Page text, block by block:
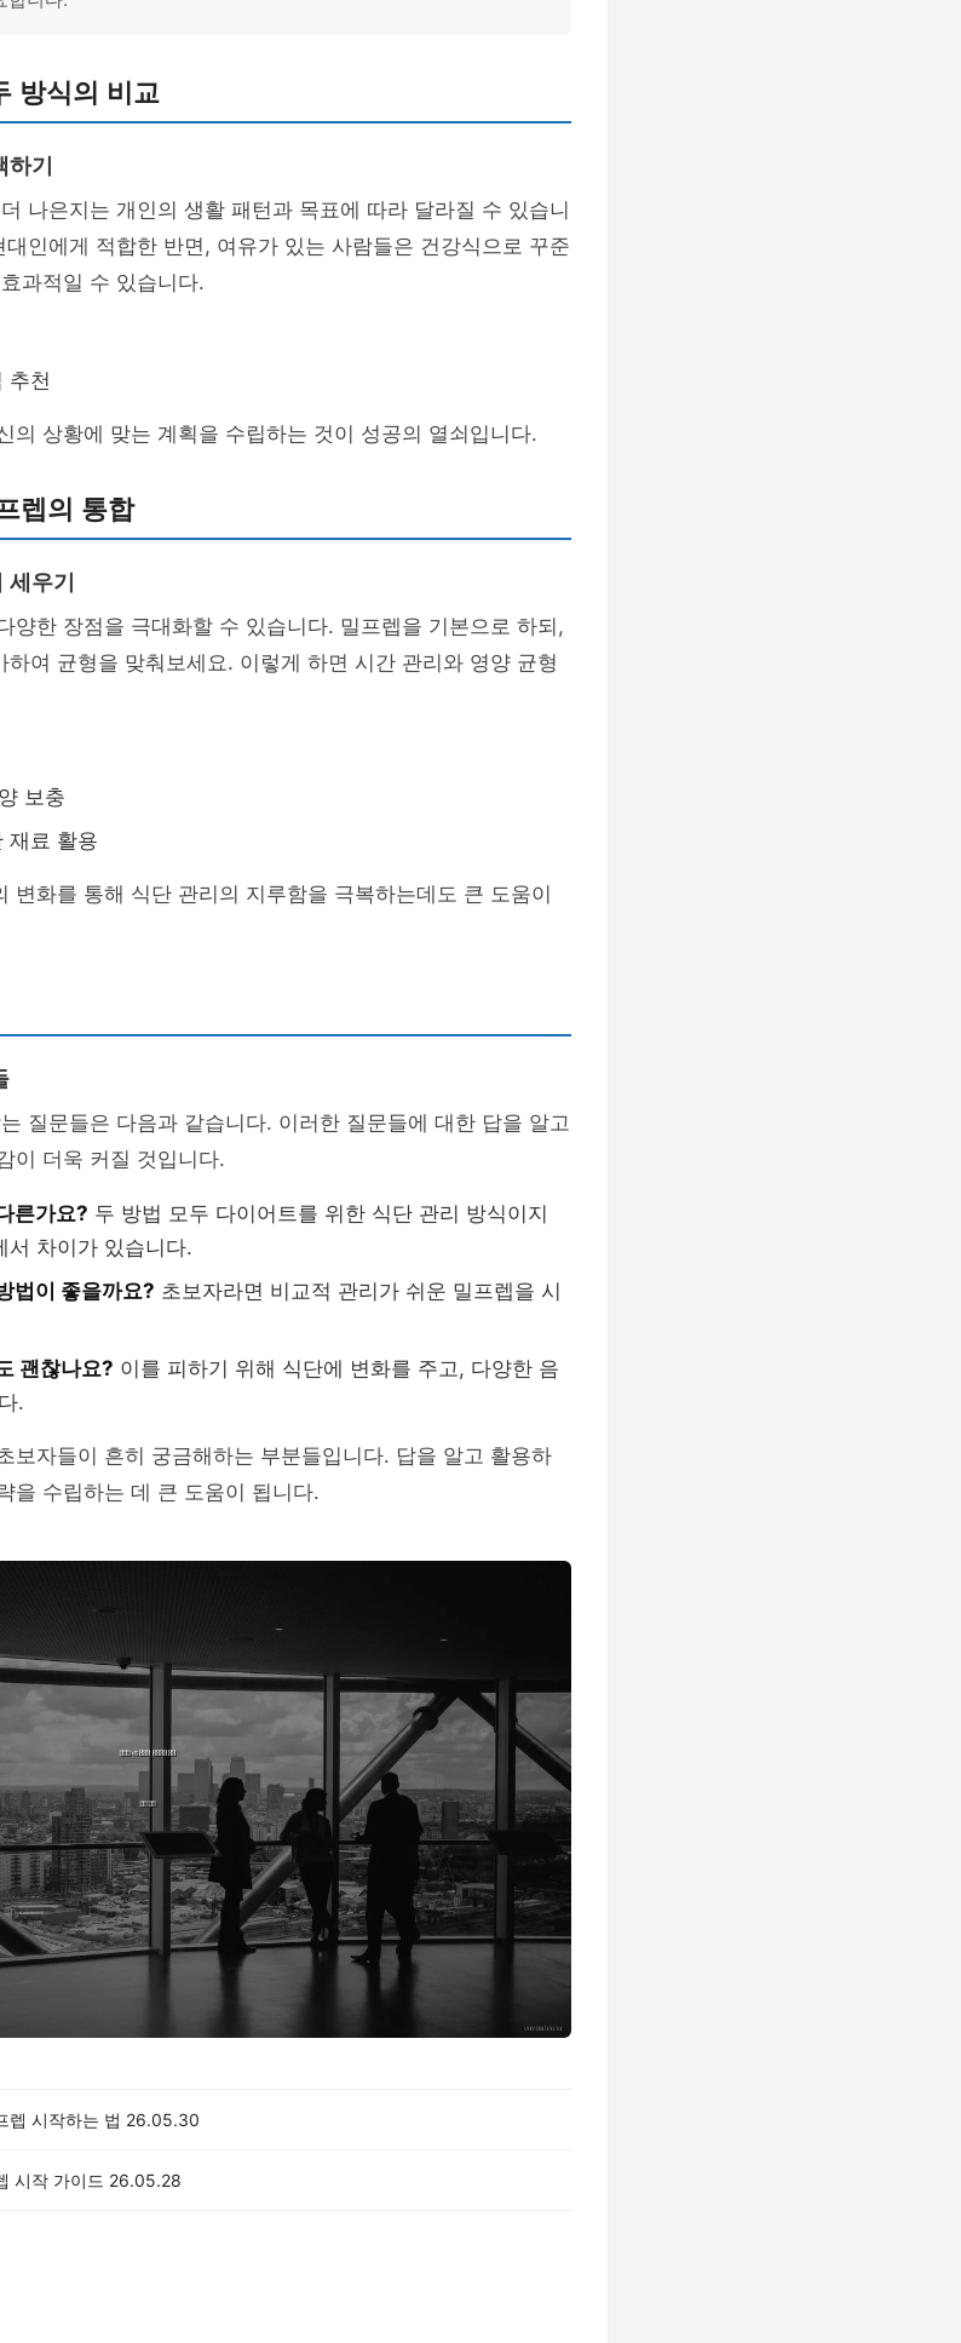
방식의 비교
기
나은지는 개인의 생활 패턴과 목표에 따라 달라질 수 있습니
대인에게 적합한 반면, 여유가 있는 사람들은 건강식으로 꾸준
과적일 수 있습니다.
추천
의 상황에 맞는 계획을 수립하는 것이 성공의 열쇠입니다.
렙의 통합
우기
양한 장점을 극대화할 수 있습니다. 밀프렙을 기본으로 하되,
여 균형을 맞춰보세요. 이렇게 하면 시간 관리와 영양 균형
보충
재료 활용
변화를 통해 식단 관리의 지루함을 극복하는데도 큰 도움이
질문들은 다음과 같습니다. 이러한 질문들에 대한 답을 알고
이 더욱 커질 것입니다.
른가요? 두 방법 모두 다이어트를 위한 식단 관리 방식이지
서 차이가 있습니다.
법이 좋을까요? 초보자라면 비교적 관리가 쉬운 밀프렙을 시
괜찮나요? 이를 피하기 위해 식단에 변화를 주고, 다양한 음
.
보자들이 흔히 궁금해하는 부분들입니다. 답을 알고 활용하
을 수립하는 데 큰 도움이 됩니다.
렙 시작하는 법 26.05.30
시작 가이드 26.05.28